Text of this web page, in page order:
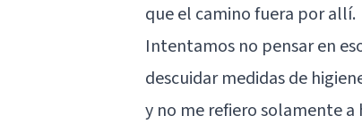
que el camino fuera por allí.
Intentamos no pensar en
descuidar medidas de
y no me refiero solamente